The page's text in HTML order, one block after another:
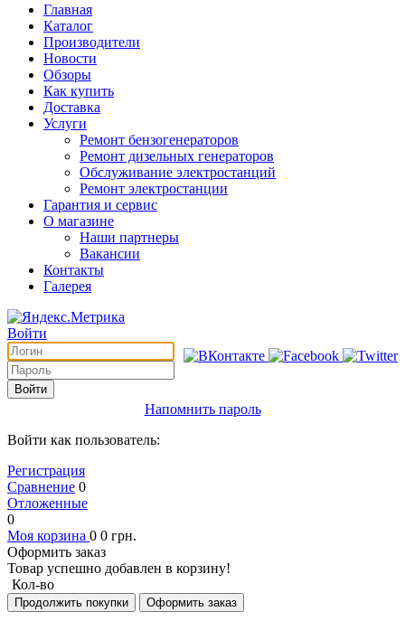
Главная
Каталог
Производители
Новости
Обзоры
Как купить
Доставка
Услуги
Ремонт бензогенераторов
Ремонт дизельных генераторов
Обслуживание электростанций
Ремонт электростанции
Гарантия и сервис
О магазине
Наши партнеры
Вакансии
Контакты
Галерея
Войти
Войти
Напомнить пароль
Войти как пользователь:
Регистрация
Сравнение 0
Отложенные
0
Моя корзина 0 0 грн.
Оформить заказ
Товар успешно добавлен в корзину!
Кол-во
Продолжить покупки Оформить заказ